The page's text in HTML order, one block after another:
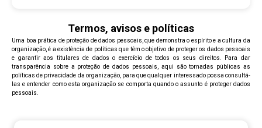
Termos, avisos e políticas
Uma boa prática de proteção de dados pessoais, que demonstra o espírito e a cultura da
organização, é a existência de políticas que têm o objetivo de proteger os dados pessoais
e garantir aos titulares de dados o exercício de todos os seus direitos. Para dar
transparência sobre a proteção de dados pessoais, aqui são tornadas públicas as
políticas de privacidade da organização, para que qualquer interessado possa consultá-
las e entender como esta organização se comporta quando o assunto é proteger dados
pessoais.